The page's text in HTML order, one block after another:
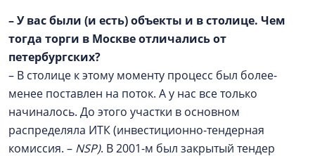
–У вас были (и есть) объекты и в столице. Чем
тогда торги в Москве отличались от
петербургских?
– В столице к этому моменту процесс был более-
менее поставлен на поток. А у нас все только
начиналось. До этого участки в основном
распределяла ИТК (инвестиционно-тендерная
комиссия. – NSP). В 2001-м был закрытый тендер